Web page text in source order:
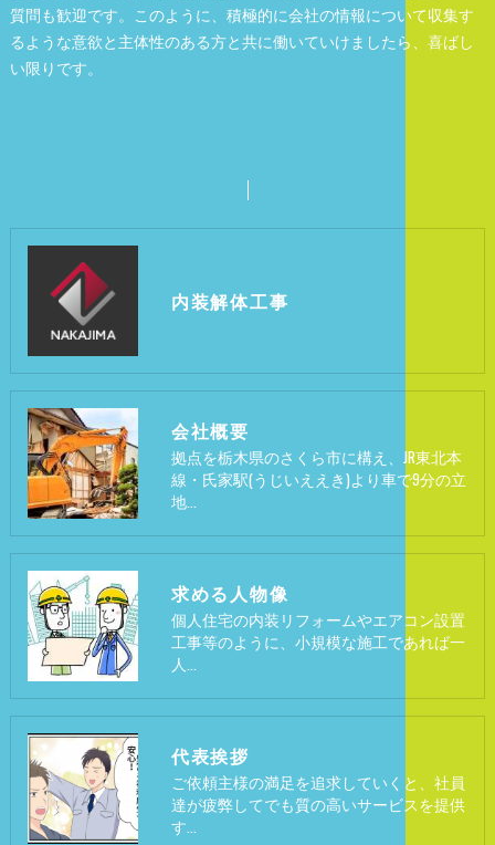
質問も歓迎です。このように、積極的に会社の情報について収集す
るような意欲と主体性のある方と共に働いていけましたら、喜ばし
い限りです。
内装解体工事
会社概要
拠点を栃木県のさくら市に構え、JR東北本
線・氏家駅(うじいええき)より車で9分の立
地…
求める人物像
個人住宅の内装リフォームやエアコン設置
工事等のように、小規模な施工であれば一
人…
代表挨拶
ご依頼主様の満足を追求していくと、社員
達が疲弊してでも質の高いサービスを提供
す…